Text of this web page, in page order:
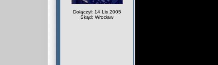
Dołączył: 14 Lis 2005
Skąd: Wrocław